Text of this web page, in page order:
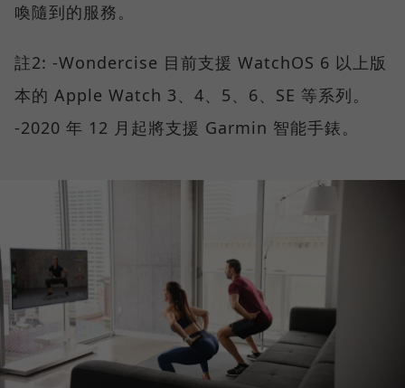
喚隨到的服務。
註2: -Wondercise 目前支援 WatchOS 6 以上版
本的 Apple Watch 3、4、5、6、SE 等系列。
-2020 年 12 月起將支援 Garmin 智能手錶。